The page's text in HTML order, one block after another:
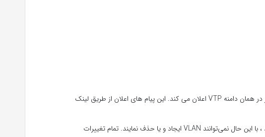
در حالت سرور، سوئیچ تمامی تغییرات در پایگاه داده VLAN را به همه سوئیچ های دیگر در همان دامنه VTP اعلان می کند. این پیام های اعلان از طریق لینک
سرویس گیرندگان VTP به‌روزرسانی‌های VTP را ارسال و دریافت می‌کنند ، با این حال نمی‌توانند VLAN ایجاد و یا حذف نمایند. تمام تغییرات